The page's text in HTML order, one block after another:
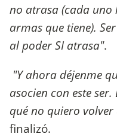
no atrasa (cada uno
armas que tiene).
al poder SI atrasa".
"Y ahora déjenme
asocien con este
qué no quiero volver
finalizó.